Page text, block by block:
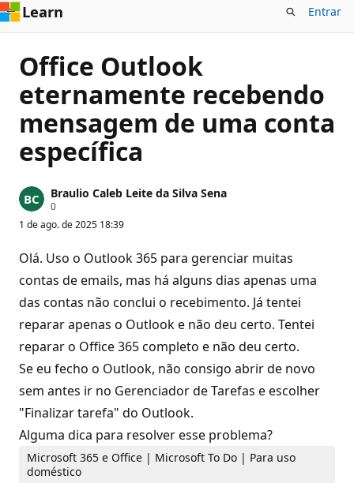
Learn Entrar
Office Outlook
eternamente recebendo
mensagem de uma conta
específica
Braulio Caleb Leite da Silva Sena
0P
n
o
s
d
e
r
p
t
ç
o
1 de ago. de 2025 18:39
Olá. Uso o Outlook 365 para gerenciar muitas
contas de emails, mas há alguns dias apenas uma
das contas não conclui o recebimento. Já tentei
reparar apenas o Outlook e não deu certo. Tentei
reparar o Office 365 completo e não deu certo.
Se eu fecho o Outlook, não consigo abrir de novo
sem antes ir no Gerenciador de Tarefas e escolher
"Finalizar tarefa" do Outlook.
Alguma dica para resolver esse problema?
Microsoft 365 e Office | Microsoft To Do | Para uso
doméstico